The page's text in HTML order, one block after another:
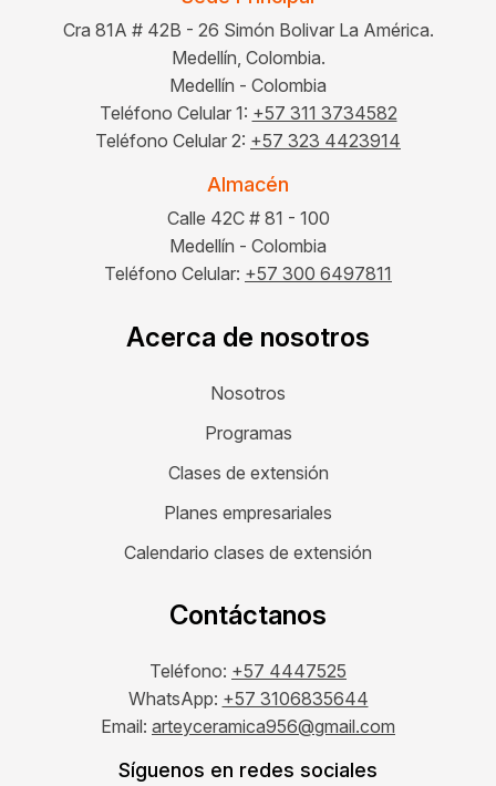
Cra 81A # 42B - 26 Simón Bolivar La América.
Medellín, Colombia.
Medellín - Colombia
Teléfono Celular 1: +57 311 3734582
Teléfono Celular 2: +57 323 4423914
Almacén
Calle 42C # 81 - 100
Medellín - Colombia
Teléfono Celular: +57 300 6497811
Acerca de nosotros
Nosotros
Programas
Clases de extensión
Planes empresariales
Calendario clases de extensión
Contáctanos
Teléfono: +57 4447525
WhatsApp: +57 3106835644
Email: arteyceramica956@gmail.com
Síguenos en redes sociales